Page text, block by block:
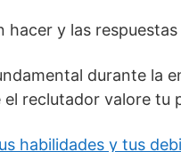
hacer y las
durante
el reclutador valore tu
habilidades y tus